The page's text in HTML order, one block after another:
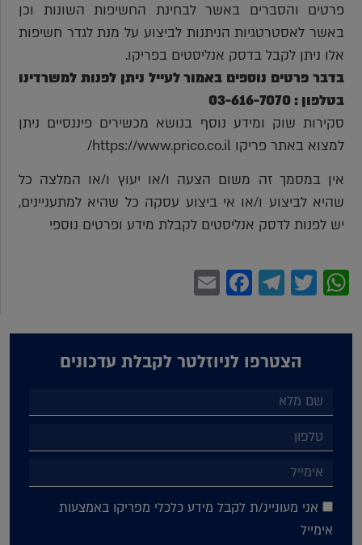
פרטים והסברים באשר לבחינת החשיפות השונות וכן
באשר לאסטרטגיות הניתנות לביצוע על מנת לגדר חשיפות
אלו ניתן לקבל בדסק אנליסטים בפריקו.
בדבר פרטים נוספים באמור לעייל ניתן לפנות למשרדינו
בטלפון : 03-616-7070
סקירות שוק ומידע נוסף בנושא מכשירים פיננסיים ניתן
למצוא באתר פריקו https://www.prico.co.il/
אין במסמך זה משום הצעה ו/או יעוץ ו/או המלצה כל
שהיא לביצוע ו/או אי ביצוע עסקה כל שהיא למתעניינים,
יש לפנות לדסק אנליסטים לקבלת מידע ופרטים נוספי
WhatsApp
Twitter
Telegram
Facebook
הצטרפו לניוזלטר לקבלת עדכונים
אני מעוניינ/ת לקבל מידע כלכלי מפריקו באמצעות
אימייל